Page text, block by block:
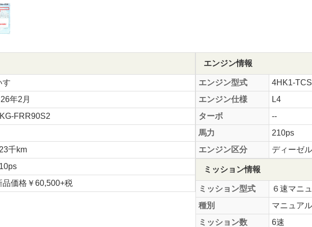
すゞ
年2月
FRR90S2
千km
品価格￥60,500+税
エンジン情報
エンジン型式
4HK1-TCS
エンジン仕様
L4
ターボ
--
馬力
210ps
エンジン区分
ディーゼル
ミッション情報
ミッション型式
６速マニ
種別
マニュアル
ミッション数
6速